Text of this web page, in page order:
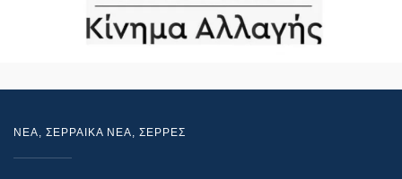
NEA, ΣΕΡΡΑΙΚΑ ΝΕΑ, ΣΕΡΡΕΣ